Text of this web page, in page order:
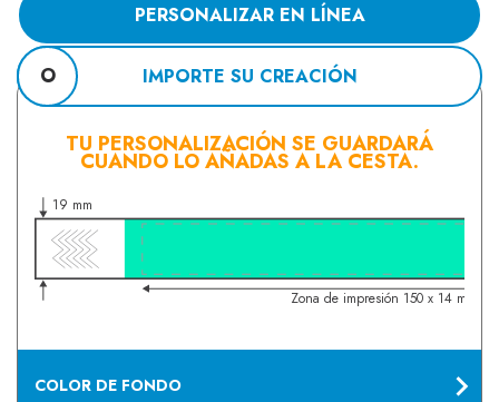
PERSONALIZAR EN LÍNEA
O IMPORTE SU CREACIÓN
TU PERSONALIZACIÓN SE GUARDARÁ
CUANDO LO AÑADAS A LA CESTA.
Zona de impresión 150 x 14 mm
19 mm
COLOR DE FONDO